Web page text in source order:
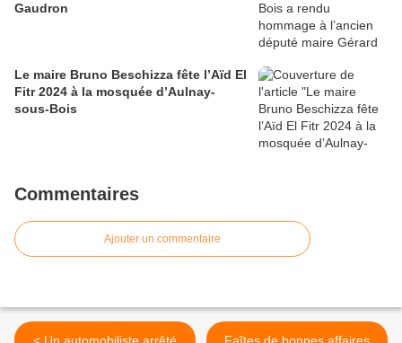
Gaudron
Le maire Bruno Beschizza fête l’Aïd El
Fitr 2024 à la mosquée d’Aulnay-
sous-Bois
Commentaires
Ajouter un commentaire